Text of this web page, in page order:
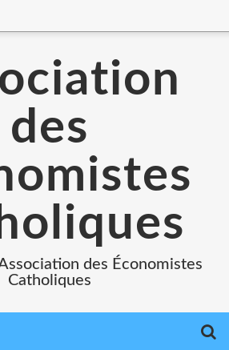
des
des Économistes
Catholiques